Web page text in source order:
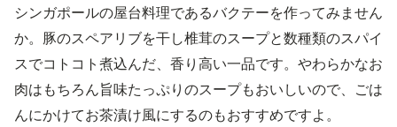
シンガポールの屋台料理であるバクテーを作ってみません
か。豚のスペアリブを干し椎茸のスープと数種類のスパイ
スでコトコト煮込んだ、香り高い一品です。やわらかなお
肉はもちろん旨味たっぷりのスープもおいしいので、ごは
んにかけてお茶漬け風にするのもおすすめですよ。